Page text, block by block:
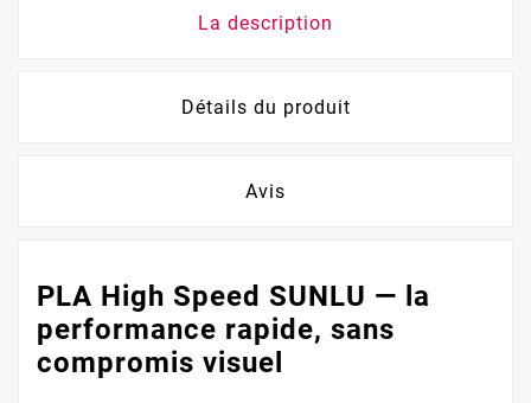
La description
Détails du produit
Avis
PLA High Speed SUNLU — la
performance rapide, sans
compromis visuel